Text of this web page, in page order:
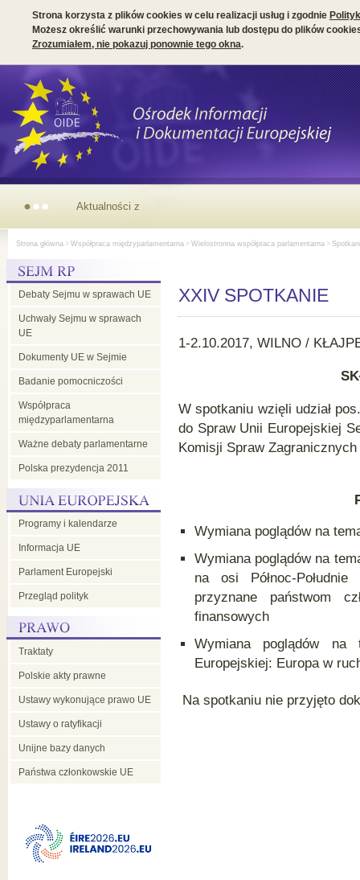
Strona korzysta z plików cookies w celu realizacji usług i zgodnie
Możesz określić warunki przechowywania lub dostępu do plików
Zrozumiałem, nie pokazuj ponownie tego okna.
Parlamentarny
wymiar
prezydencji
w
UE
Strona główna > Współpraca międzyparlamentarna > Wielostronna współpraca parlamentarna >
Debaty Sejmu w sprawach UE
Uchwały Sejmu w sprawach
UE
Dokumenty UE w Sejmie
Badanie pomocniczości
Współpraca
międzyparlamentarna
Ważne debaty parlamentarne
Polska prezydencja 2011
Programy i kalendarze
Informacja UE
Parlament Europejski
Przegląd polityk
Traktaty
Polskie akty prawne
Ustawy wykonujące prawo UE
Ustawy o ratyfikacji
Unijne bazy danych
Państwa członkowskie UE
XXIV SPOTKANIE
1-2.10.2017, WILNO /
W spotkaniu wzięli udział
do Spraw Unii Europejskiej
Komisji Spraw
Wymiana poglądów na
Wymiana poglądów na
na osi Północ-
przyznane państwom
finansowych
Wymiana poglądów na
Europejskiej: Europa w
Na spotkaniu nie przyjęto